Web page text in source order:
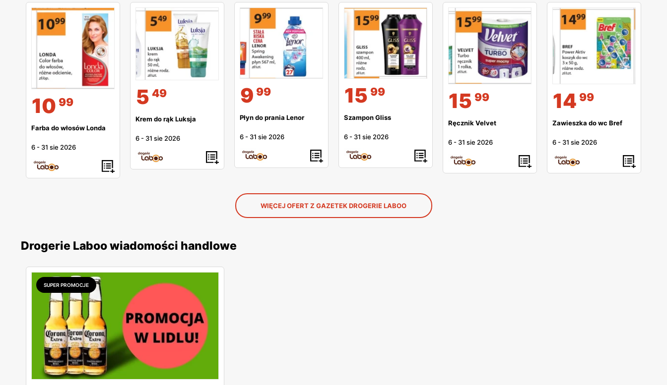
10 99
Farba do włosów Londa
6 - 31 sie 2026
5 49
Krem do rąk Luksja
6 - 31 sie 2026
9 99
Płyn do prania Lenor
6 - 31 sie 2026
15 99
Szampon Gliss
6 - 31 sie 2026
15 99
Ręcznik Velvet
6 - 31 sie 2026
14 99
Zawieszka do wc Bref
6 - 31 sie 2026
WIĘCEJ OFERT Z GAZETEK DROGERIE LABOO
Drogerie Laboo wiadomości handlowe
SUPER PROMOCJE